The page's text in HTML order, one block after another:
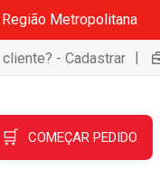
Metropolitana
cliente? - Cadastrar |
🛒 COMEÇAR PEDIDO